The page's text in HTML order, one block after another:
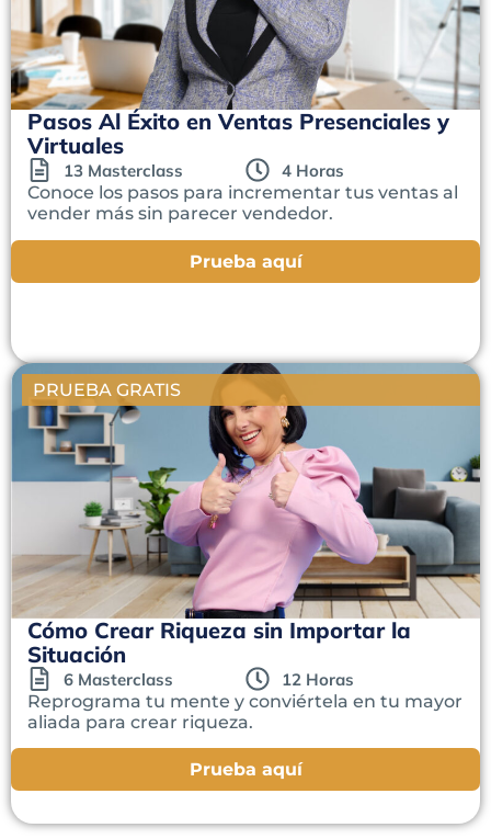
Pasos Al Éxito en Ventas Presenciales y
Virtuales
13 Masterclass
4 Horas
Conoce los pasos para incrementar tus ventas al
vender más sin parecer vendedor.
Prueba aquí
PRUEBA GRATIS
Cómo Crear Riqueza sin Importar la
Situación
6 Masterclass
12 Horas
Reprograma tu mente y conviértela en tu mayor
aliada para crear riqueza.
Prueba aquí